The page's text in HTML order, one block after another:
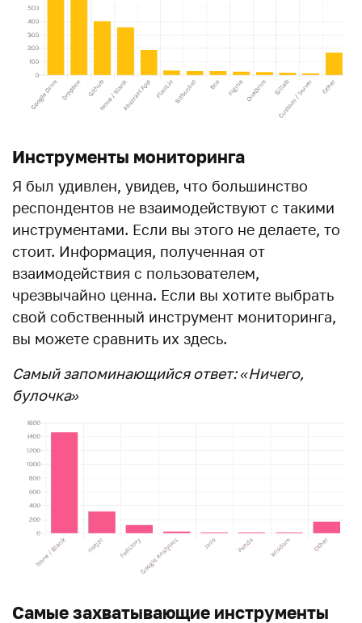
Инструменты мониторинга
Я был удивлен, увидев, что большинство
респондентов не взаимодействуют с такими
инструментами. Если вы этого не делаете, то
стоит. Информация, полученная от
взаимодействия с пользователем,
чрезвычайно ценна. Если вы хотите выбрать
свой собственный инструмент мониторинга,
вы можете сравнить их здесь.
Самый запоминающийся ответ: «Ничего,
булочка»
Самые захватывающие инструменты